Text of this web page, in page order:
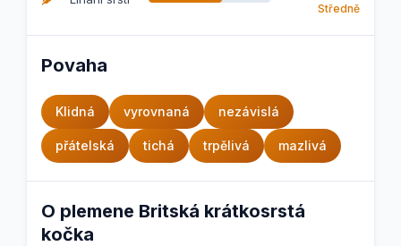
Středně
Povaha
Klidná vyrovnaná nezávislá
přátelská tichá trpělivá mazlivá
O plemene Britská krátkosrstá
kočka